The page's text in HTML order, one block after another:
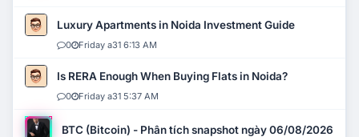
Luxury Apartments in Noida Investment Guide
0 Friday a31 6:13 AM
Is RERA Enough When Buying Flats in Noida?
0 Friday a31 5:37 AM
BTC (Bitcoin) - Phân tích snapshot ngày 06/08/2026